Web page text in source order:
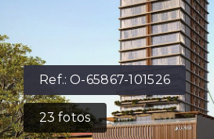
Ref.:O-65867-101526
23 fotos